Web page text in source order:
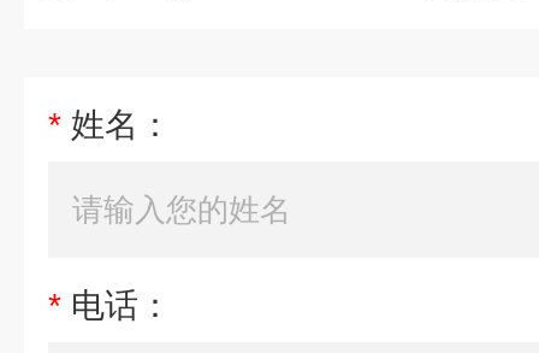
* 姓名：
* 电话：